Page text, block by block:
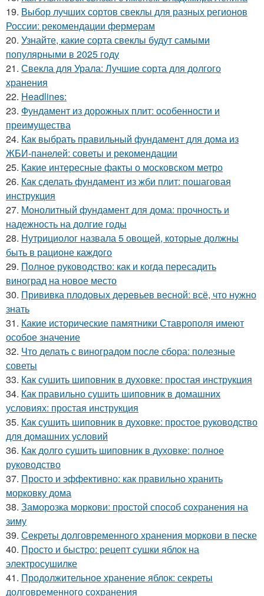
19. Выбор лучших сортов свеклы для разных регионов
России: рекомендации фермерам
20. Узнайте, какие сорта свеклы будут самыми
популярными в 2025 году
21. Свекла для Урала: Лучшие сорта для долгого
хранения
22. Headlines:
23. Фундамент из дорожных плит: особенности и
преимущества
24. Как выбрать правильный фундамент для дома из
ЖБИ-панелей: советы и рекомендации
25. Какие интересные факты о московском метро
26. Как сделать фундамент из жби плит: пошаговая
инструкция
27. Монолитный фундамент для дома: прочность и
надежность на долгие годы
28. Нутрициолог назвала 5 овощей, которые должны
быть в рационе каждого
29. Полное руководство: как и когда пересадить
виноград на новое место
30. Прививка плодовых деревьев весной: всё, что нужно
знать
31. Какие исторические памятники Ставрополя имеют
особое значение
32. Что делать с виноградом после сбора: полезные
советы
33. Как сушить шиповник в духовке: простая инструкция
34. Как правильно сушить шиповник в домашних
условиях: простая инструкция
35. Как сушить шиповник в духовке: простое руководство
для домашних условий
36. Как долго сушить шиповник в духовке: полное
руководство
37. Просто и эффективно: как правильно хранить
морковку дома
38. Заморозка моркови: простой способ сохранения на
зиму
39. Секреты долговременного хранения моркови в песке
40. Просто и быстро: рецепт сушки яблок на
электросушилке
41. Продолжительное хранение яблок: секреты
долговременного сохранения